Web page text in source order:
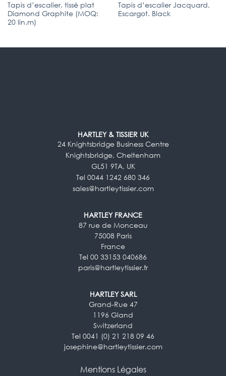
Tapis d’escalier, tissé plat
Diamond Graphite (MOQ:
20 lin.m)
Tapis d’escalier Jacquard,
Escargot. Black
HARTLEY & TISSIER UK
24 Knightsbridge Business Centre
Knightsbridge, Cheltenham
GL51 9TA, UK
Tel 0044 1242 680 346
sales@hartleytissier.com
HARTLEY FRANCE
87 rue de Monceau
75008 Paris
France
Tel 00 33153 040686
paris@hartleytissier.fr
HARTLEY SARL
Grand-Rue 47
1196 Gland
Switzerland
Tel 0041 (0) 21 218 09 46
josephine@hartleytissier.com
Mentions Légales